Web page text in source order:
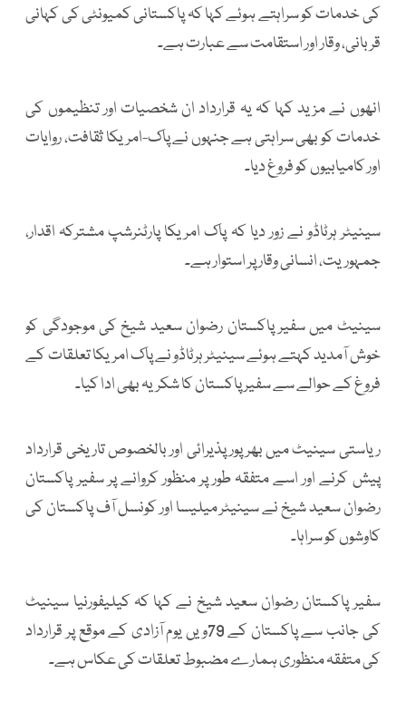
کی خدمات کو سراہتے ہوئے کہا کہ پاکستانی کمیونٹی کی کہانی
قربانی، وقار اور استقامت سے عبارت ہے۔
انھوں نے مزید کہا کہ یہ قرارداد ان شخصیات اور تنظیموں کی
خدمات کو بھی سراہتی ہے جنہوں نے پاک-امریکا ثقافت، روایات
اور کامیابیوں کو فروغ دیا۔
سینیٹر ہرٹاڈو نے زور دیا کہ پاک امریکا پارٹنرشپ مشترکہ اقدار،
جمہوریت، انسانی وقار پر استوار ہے۔
سینیٹ میں سفیر پاکستان رضوان سعید شیخ کی موجودگی کو
خوش آمدید کہتے ہوئے سینیٹر ہرٹاڈو نے پاک امریکا تعلقات کے
فروغ کے حوالے سے سفیر پاکستان کا شکریہ بھی ادا کیا۔
ریاستی سینیٹ میں بھرپور پذیرائی اور بالخصوص تاریخی قرارداد
پیش کرنے اور اسے متفقہ طور پر منظور کروانے پر سفیر پاکستان
رضوان سعید شیخ نے سینیٹر میلیسا اور کونسل آف پاکستان کی
کاوشوں کو سراہا۔
سفیر پاکستان رضوان سعید شیخ نے کہا کہ کیلیفورنیا سینیٹ
کی جانب سے پاکستان کے 79ویں یوم آزادی کے موقع پر قرارداد
کی متفقہ منظوری ہمارے مضبوط تعلقات کی عکاس ہے۔